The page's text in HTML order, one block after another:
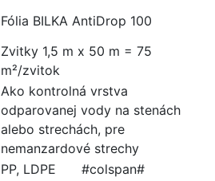
Fólia BILKA AntiDrop 100
Zvitky 1,5 m x 50 m = 75
m²/zvitok
Ako kontrolná vrstva
odparovanej vody na stenách
alebo strechách, pre
nemanzardové strechy
PP, LDPE
#colspan#